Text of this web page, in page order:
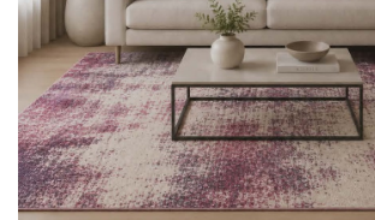
Termos e condições